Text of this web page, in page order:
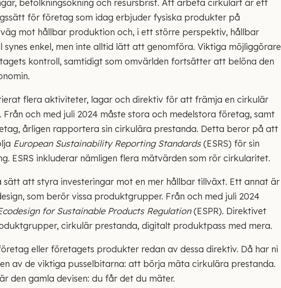
befolkningsökning och resursbrist. Att arbeta cirkulärt är ett
för företag som idag erbjuder fysiska produkter på
mot hållbar produktion och, i ett större perspektiv, hållbar
synes enkel, men inte alltid lätt att genomföra. Viktiga möjliggörare
kontroll, samtidigt som omvärlden fortsätter att belöna den
flera aktiviteter, lagar och direktiv för att främja en cirkulär
Från och med juli 2024 måste stora och medelstora företag, samt
årligen rapportera sin cirkulära prestanda. Detta beror på att
European Sustainability Reporting Standards(ESRS) för sin
ESRS inkluderar nämligen flera mätvärden som rör cirkularitet.
att styra investeringar mot en mer hållbar tillväxt. Ett annat är
som berör vissa produktgrupper. Från och med juli 2024
for Sustainable Products Regulation(ESPR). Direktivet
cirkulär prestanda, digitalt produktpass med mera.
eller företagets produkter redan av dessa direktiv. Då har ni
av de viktiga pusselbitarna: att börja mäta cirkulära prestanda.
den gamla devisen: du får det du mäter.